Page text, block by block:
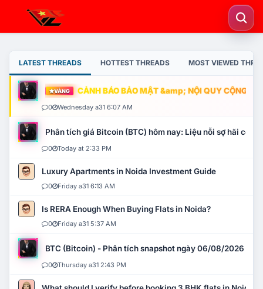
LATEST THREADS HOTTEST THREADS MOST VIEWED
VÀNG CẢNH BÁO BẢO MẬT &amp; NỘI QUY CỘNG
0 Wednesday a31 6:07 AM
Phân tích giá Bitcoin (BTC) hôm nay: Liệu nỗi sợ hãi có
0 Today at 2:33 PM
Luxury Apartments in Noida Investment Guide
0 Friday a31 6:13 AM
Is RERA Enough When Buying Flats in Noida?
0 Friday a31 5:37 AM
BTC (Bitcoin) - Phân tích snapshot ngày 06/08/2026
0 Thursday a31 2:43 PM